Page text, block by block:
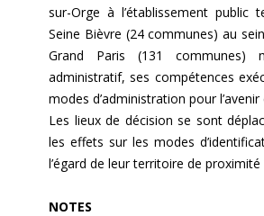
sur-Orge à l’établissement public
Seine Bièvre (24 communes) au
Grand Paris (131 communes)
administratif, ses compétences
modes d’administration pour
Les lieux de décision se sont
les effets sur les modes
l’égard de leur territoire de proximité
NOTES